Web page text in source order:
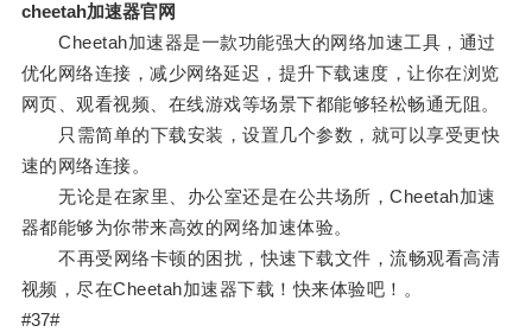
cheetah加速器官网
Cheetah加速器是一款功能强大的网络加速工具，通过
优化网络连接，减少网络延迟，提升下载速度，让你在浏览
网页、观看视频、在线游戏等场景下都能够轻松畅通无阻。
只需简单的下载安装，设置几个参数，就可以享受更快
速的网络连接。
无论是在家里、办公室还是在公共场所，Cheetah加速
器都能够为你带来高效的网络加速体验。
不再受网络卡顿的困扰，快速下载文件，流畅观看高清
视频，尽在Cheetah加速器下载！快来体验吧！。
#37#